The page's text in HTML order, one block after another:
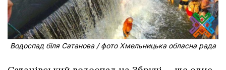
Водоспад біля Сатанова / фото Хмельницька обласна рада